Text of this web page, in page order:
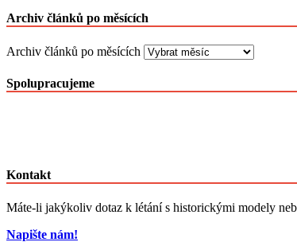
Archiv článků po měsících
Archiv článků po měsících
Spolupracujeme
Kontakt
Máte-li jakýkoliv dotaz k létání s historickými modely
Napište nám!